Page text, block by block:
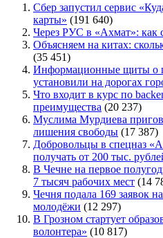
Сбер запустил сервис
карты» (191 640)
Через РУС в «Ахмат»: как
Объясняем на китах:
(35 451)
Информационные щиты о
установили на дорогах
Что входит в курс по
преимущества (20 237)
Муслима Мурдиева
лишения свободы (17 387)
Добровольцы в спецназ
получать от 200 тыс.
В Чечне на первое
7 тысяч рабочих мест (14
Чечня подала 169 заявок
молодёжи (12 297)
В Грозном стартует
волонтера» (10 817)